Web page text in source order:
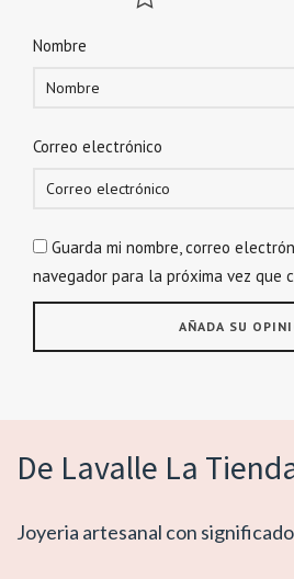
Nombre
Correo electrónico
Guarda mi nombre, correo
navegador para la próxima vez que
De Lavalle La
Joyeria artesanal con significado